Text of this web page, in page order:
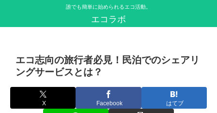
誰でも簡単に始められるエコ活動。
エコラボ
エコ志向の旅行者必見！民泊でのシェアリ
ングサービスとは？
X Facebook はてブ